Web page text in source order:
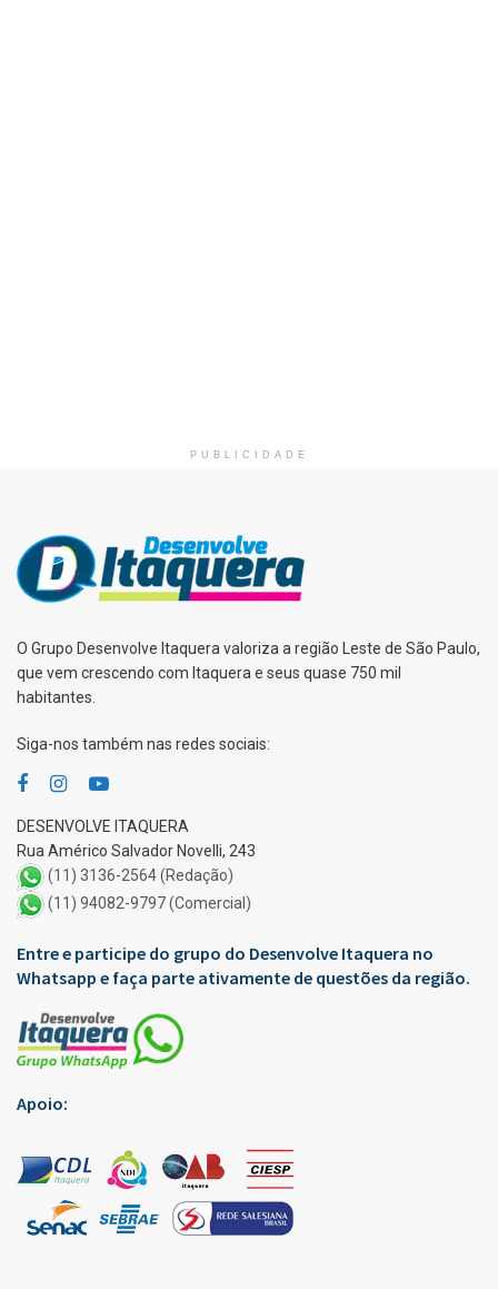
PUBLICIDADE
O Grupo Desenvolve Itaquera valoriza a região Leste de São Paulo,
que vem crescendo com Itaquera e seus quase 750 mil
habitantes.
Siga-nos também nas redes sociais:
DESENVOLVE ITAQUERA
Rua Américo Salvador Novelli, 243
(11) 3136-2564 (Redação)
(11) 94082-9797 (Comercial)
Entre e participe do grupo do Desenvolve Itaquera no
Whatsapp e faça parte ativamente de questões da região.
Apoio: